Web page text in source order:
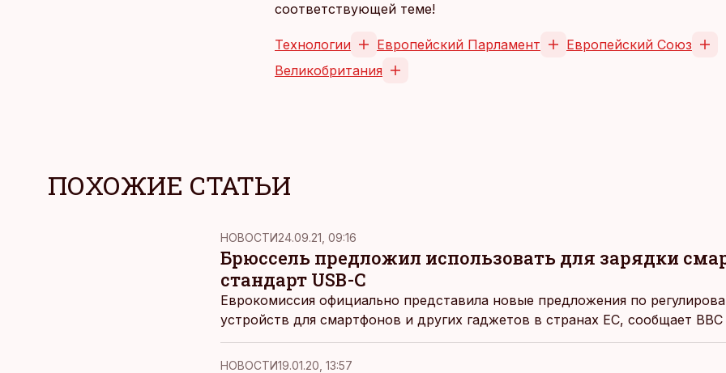
соответствующей теме!
Технологии Европейский Парламент
Европейский Союз
Великобритания
ПОХОЖИЕ СТАТЬИ
НОВОСТИ24.09.21, 09:16
Брюссель предложил использовать для зарядки
стандарт USB-C
Еврокомиссия официально представила новые предложения по
устройств для смартфонов и других гаджетов в странах ЕС, сообщает BBC
НОВОСТИ19.01.20, 13:57